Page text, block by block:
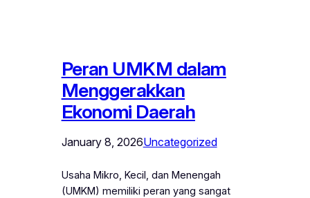
Peran UMKM dalam
Menggerakkan
Ekonomi Daerah
January 8, 2026Uncategorized
Usaha Mikro, Kecil, dan Menengah
(UMKM) memiliki peran yang sangat